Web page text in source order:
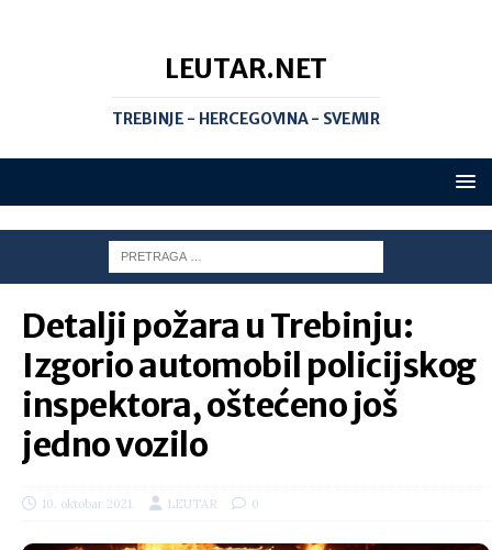
LEUTAR.NET
TREBINJE - HERCEGOVINA - SVEMIR
Detalji požara u Trebinju:
Izgorio automobil policijskog
inspektora, oštećeno još
jedno vozilo
10. oktobar 2021. LEUTAR 0